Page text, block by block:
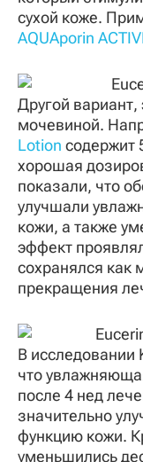
сухой коже.
AQUAporin
Другой
мочевиной.
Lotion содержит
хорошая
показали, что
улучшали
кожи, а также
эффект
сохранялся как
прекращения
В исследовании
что
после 4 нед
значительно
функцию кожи.
уменьшились